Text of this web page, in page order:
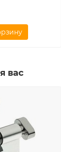
вас